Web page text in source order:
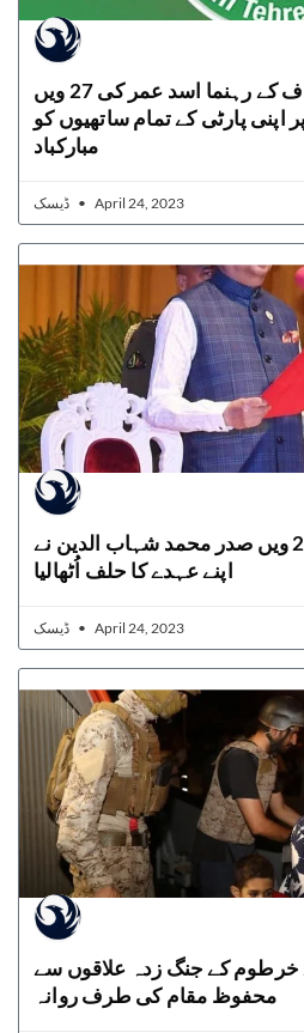
پاکستان تحریکِ انصاف کے رہنما اسد عمر کی 27 ویں
پارٹی کے تمام ساتھیوں کو
مبارکباد
April 24, 2023
ڈھاکا: بنگلادیش کے 22 ویں صدر محمد شہاب الدین نے
اپنے عہدے کا حلف اُٹھالیا
April 24, 2023
خرطوم کے جنگ زدہ علاقوں سے
محفوظ مقام کی طرف روانہ